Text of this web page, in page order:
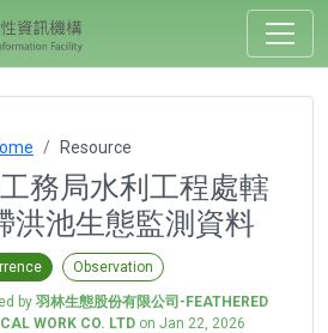
Resource
務局水利工程處轄
洪池生態監測資料
Observation
by 羽林生態股份有限公司-FEATHERED
WORK CO. LTDon Jan 22, 2026